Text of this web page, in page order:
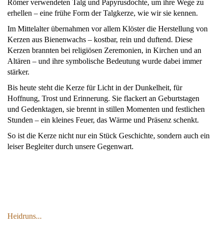
Römer verwendeten Talg und Papyrusdochte, um ihre Wege zu
erhellen – eine frühe Form der Talgkerze, wie wir sie kennen.
Im Mittelalter übernahmen vor allem Klöster die Herstellung von
Kerzen aus Bienenwachs – kostbar, rein und duftend. Diese
Kerzen brannten bei religiösen Zeremonien, in Kirchen und an
Altären – und ihre symbolische Bedeutung wurde dabei immer
stärker.
Bis heute steht die Kerze für Licht in der Dunkelheit, für
Hoffnung, Trost und Erinnerung. Sie flackert an Geburtstagen
und Gedenktagen, sie brennt in stillen Momenten und festlichen
Stunden – ein kleines Feuer, das Wärme und Präsenz schenkt.
So ist die Kerze nicht nur ein Stück Geschichte, sondern auch ein
leiser Begleiter durch unsere Gegenwart.
Heidruns...